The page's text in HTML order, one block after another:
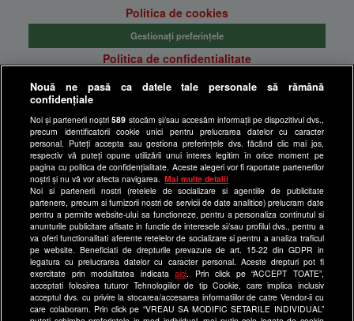
Politica de cookies
Gestionați preferințele
Politica de confidentialitate
Anunturi gratuite pe Lajumate.ro
Program Happy Channel
Echipa editorială
Site-uri Antena Group
a1.ro
antenastars.ro
as.ro
catine.ro
chefi.ro
deparinti.ro
Nouă ne pasă ca datele tale personale să rămână
confidențiale
Noi și partenerii noștri589 stocăm și/sau accesăm informații pe dispozitivul dvs.,
precum identificatorii cookie unici pentru prelucrarea datelor cu caracter
personal. Puteți accepta sau gestiona preferințele dvs. făcând clic mai jos,
respectiv vă puteți opune utilizării unui interes legitim în orice moment pe
pagina cu politica de confidențialitate. Aceste alegeri vor fi raportate partenerilor
noștri și nu vă vor afecta navigarea.
Mai multe detalii
Noi si partenerii nostri (retelele de socializare si agentiile de publicitate
partenere, precum si furnizorii nostri de servicii de date analitice) prelucram date
pentru a permite website-ului sa functioneze, pentru a personaliza continutul si
anunturile publicitare afisate in functie de interesele si/sau profilul dvs., pentru a
va oferi functionalitati aferente retelelor de socializare si pentru a analiza traficul
pe website. Beneficiati de drepturile prevazute de art. 15-22 din GDPR in
legatura cu prelucrarea datelor cu caracter personal. Aceste drepturi pot fi
exercitate prin modalitatea indicataaici . Prin click pe “ACCEPT TOATE”,
acceptati folosirea tuturor Tehnologiilor de tip Cookie, care implica inclusiv
acceptul dvs. cu privire la stocarea/accesarea informatiilor de catre Vendor-ii cu
care colaboram. Prin click pe “VREAU SA MODIFIC SETARILE INDIVIDUAL”